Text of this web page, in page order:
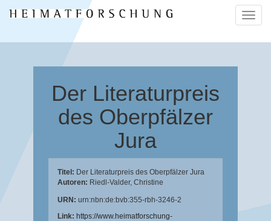
ein-/
Der Literaturpreis
des Oberpfälzer
Jura
Titel: Der Literaturpreis des Oberpfälzer Jura
Autoren: Riedl-Valder, Christine
URN: urn:nbn:de:bvb:355-rbh-3246-2
Link: https://www.heimatforschung-